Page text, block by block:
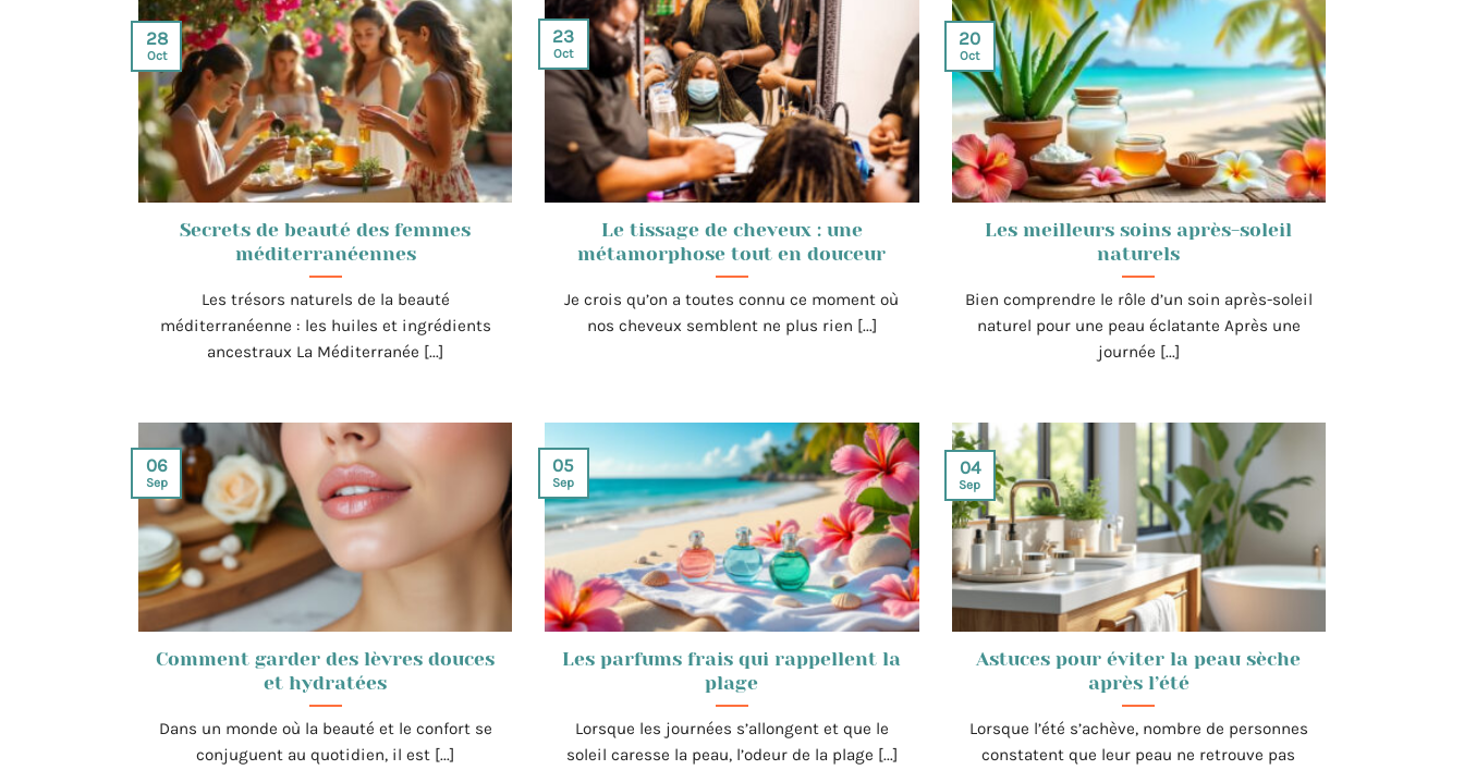
Secrets de beauté des femmes
méditerranéennes
Les trésors naturels de la beauté
méditerranéenne : les huiles et ingrédients
ancestraux La Méditerranée [...]
28
Oct
Le tissage de cheveux : une
métamorphose tout en douceur
Je crois qu’on a toutes connu ce moment où
nos cheveux semblent ne plus rien [...]
23
Oct
Les meilleurs soins après-soleil
naturels
Bien comprendre le rôle d’un soin après-soleil
naturel pour une peau éclatante Après une
journée [...]
20
Oct
Comment garder des lèvres douces
et hydratées
Dans un monde où la beauté et le confort se
conjuguent au quotidien, il est [...]
06
Sep
Les parfums frais qui rappellent la
plage
Lorsque les journées s’allongent et que le
soleil caresse la peau, l’odeur de la plage [...]
05
Sep
Astuces pour éviter la peau sèche
après l’été
Lorsque l’été s’achève, nombre de personnes
constatent que leur peau ne retrouve pas
04
Sep